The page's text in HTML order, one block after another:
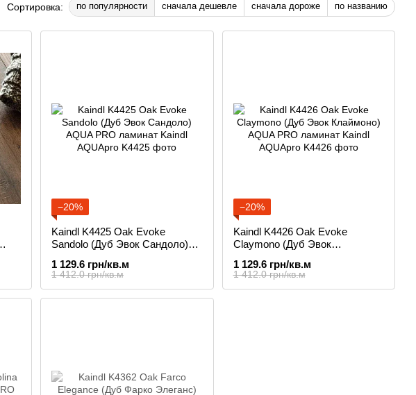
Сортировка: по популярности сначала дешевле сначала дороже по названию
−20%
Kaindl K4425 Oak Evoke
Sandolo (Дуб Эвок Сандоло)
1 412.0 грн/кв.м
1 129.6 грн/кв.м
−20%
Kaindl K4426 Oak Evoke
Claymono (Дуб Эвок
ламинат
1 412.0 грн/кв.м
1 129.6 грн/кв.м